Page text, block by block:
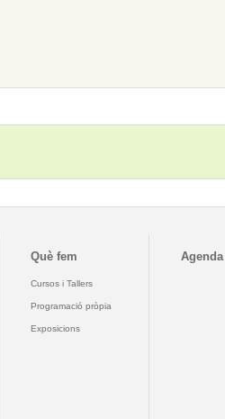
Què fem
Cursos i Tallers
Programació pròpia
Exposicions
Agenda